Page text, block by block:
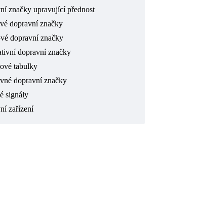
značky upravující přednost
dopravní značky
dopravní značky
dopravní značky
tabulky
dopravní značky
signály
zařízení